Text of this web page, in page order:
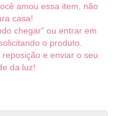
amou essa item, não
casa!
chegar" ou entrar em
o produto.
e enviar o seu
da luz!